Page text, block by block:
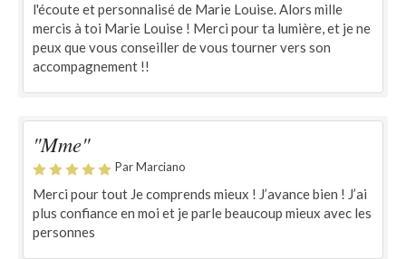
l'écoute et personnalisé de Marie Louise. Alors mille
mercis à toi Marie Louise ! Merci pour ta lumière, et je ne
peux que vous conseiller de vous tourner vers son
accompagnement !!
"Mme"
Par Marciano
Merci pour tout Je comprends mieux ! J’avance bien ! J’ai
plus confiance en moi et je parle beaucoup mieux avec les
personnes